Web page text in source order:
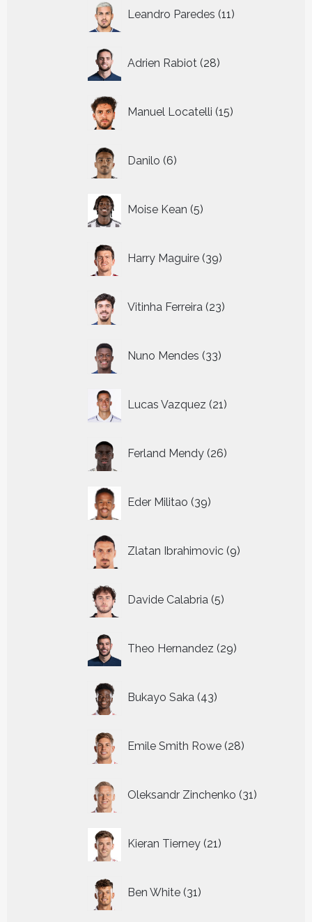
Leandro Paredes 11
producten
Adrien Rabiot 28
producten
Manuel Locatelli 15
producten
Danilo 6
producten
Moise Kean 5
producten
Harry Maguire 39
producten
Vitinha Ferreira 23
producten
Nuno Mendes 33
producten
Lucas Vazquez 21
producten
Ferland Mendy 26
producten
Eder Militao 39
producten
Zlatan Ibrahimovic 9
producten
Davide Calabria 5
producten
Theo Hernandez 29
producten
Bukayo Saka 43
producten
Emile Smith Rowe 28
producten
Oleksandr Zinchenko 31
producten
Kieran Tierney 21
producten
Ben White 31
producten